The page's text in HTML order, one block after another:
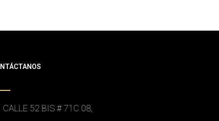
CALLE 52 BIS # 71C 08,